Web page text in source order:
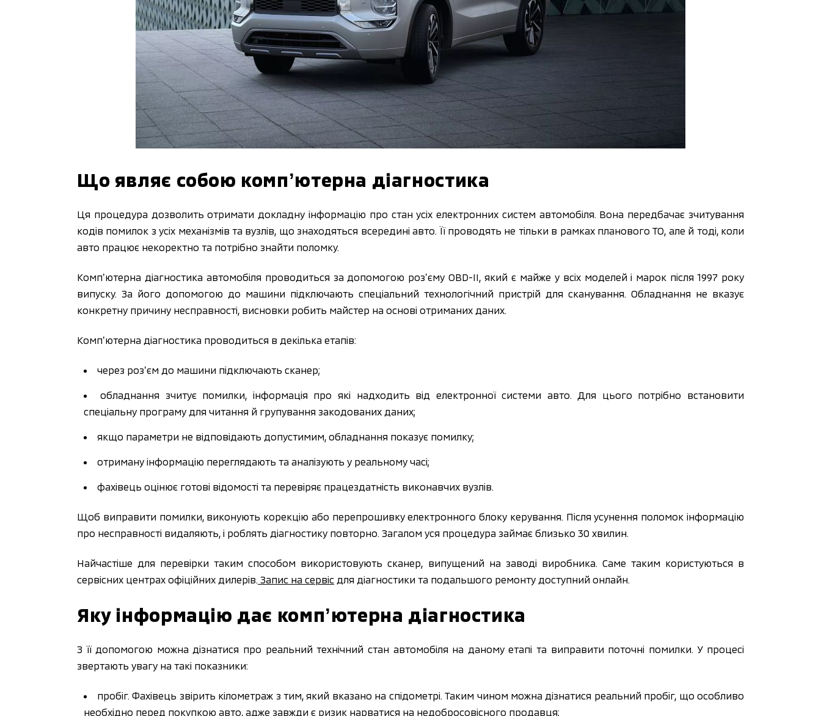
Що являє собою компʼютерна діагностика
Ця процедура дозволить отримати докладну інформацію про стан усіх електронних систем автомобіля. Вона передбачає зчитування
кодів помилок з усіх механізмів та вузлів, що знаходяться всередині авто. Її проводять не тільки в рамках планового ТО, але й тоді, коли
авто працює некоректно та потрібно знайти поломку.
Компʼютерна діагностика автомобіля проводиться за допомогою розʼєму OBD-II, який є майже у всіх моделей і марок після 1997 року
випуску. За його допомогою до машини підключають спеціальний технологічний пристрій для сканування. Обладнання не вказує
конкретну причину несправності, висновки робить майстер на основі отриманих даних.
Компʼютерна діагностика проводиться в декілька етапів:
через розʼєм до машини підключають сканер;
обладнання зчитує помилки, інформація про які надходить від електронної системи авто. Для цього потрібно встановити
спеціальну програму для читання й групування закодованих даних;
якщо параметри не відповідають допустимим, обладнання показує помилку;
отриману інформацію переглядають та аналізують у реальному часі;
фахівець оцінює готові відомості та перевіряє працездатність виконавчих вузлів.
Щоб виправити помилки, виконують корекцію або перепрошивку електронного блоку керування. Після усунення поломок інформацію
про несправності видаляють, і роблять діагностику повторно. Загалом уся процедура займає близько 30 хвилин.
Найчастіше для перевірки таким способом використовують сканер, випущений на заводі виробника. Саме таким користуються в
сервісних центрах офіційних дилерів. Запис на сервіс для діагностики та подальшого ремонту доступний онлайн.
Яку інформацію дає компʼютерна діагностика
З її допомогою можна дізнатися про реальний технічний стан автомобіля на даному етапі та виправити поточні помилки. У процесі
звертають увагу на такі показники:
пробіг. Фахівець звірить кілометраж з тим, який вказано на спідометрі. Таким чином можна дізнатися реальний пробіг, що особливо
необхідно перед покупкою авто, адже завжди є ризик нарватися на недобросовісного продавця;